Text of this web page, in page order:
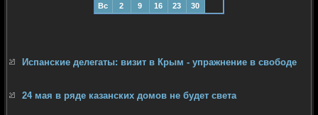
Вс
2 9 16 23 30
Испанские делегаты: визит в Крым - упражнение в свободе
24 мая в ряде казанских домов не будет света